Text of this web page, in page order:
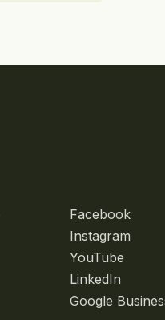
Facebook
Instagram
YouTube
LinkedIn
Google